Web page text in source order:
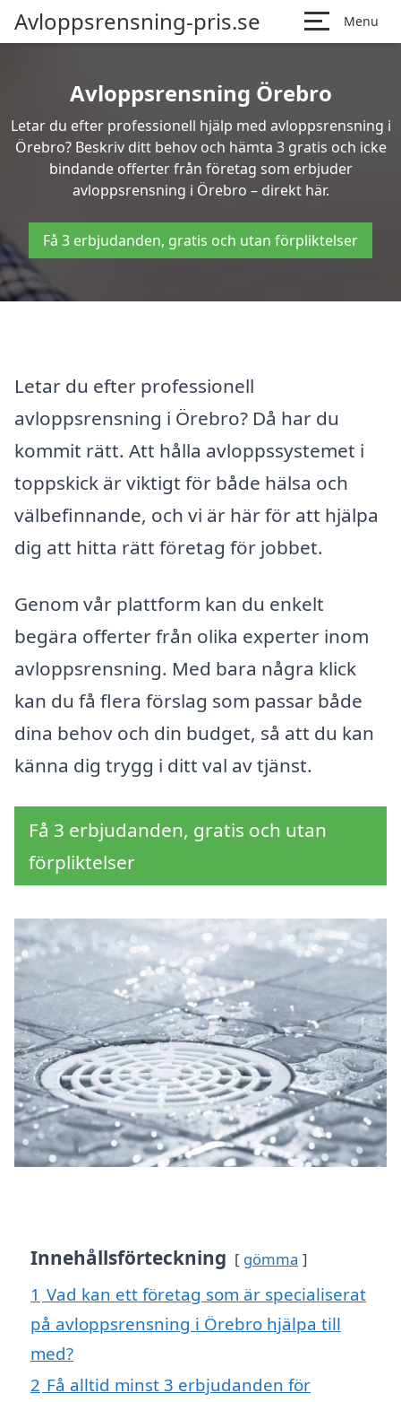
Avloppsrensning-pris.se Menu
Avloppsrensning Örebro
Letar du efter professionell hjälp med avloppsrensning i
Örebro? Beskriv ditt behov och hämta 3 gratis och icke
bindande offerter från företag som erbjuder
avloppsrensning i Örebro – direkt här.
Få 3 erbjudanden, gratis och utan förpliktelser
Letar du efter professionell
avloppsrensning i Örebro? Då har du
kommit rätt. Att hålla avloppssystemet i
toppskick är viktigt för både hälsa och
välbefinnande, och vi är här för att hjälpa
dig att hitta rätt företag för jobbet.
Genom vår plattform kan du enkelt
begära offerter från olika experter inom
avloppsrensning. Med bara några klick
kan du få flera förslag som passar både
dina behov och din budget, så att du kan
känna dig trygg i ditt val av tjänst.
Få 3 erbjudanden, gratis och utan
förpliktelser
Innehållsförteckning gömma
1 Vad kan ett företag som är specialiserat
på avloppsrensning i Örebro hjälpa till
med?
2 Få alltid minst 3 erbjudanden för